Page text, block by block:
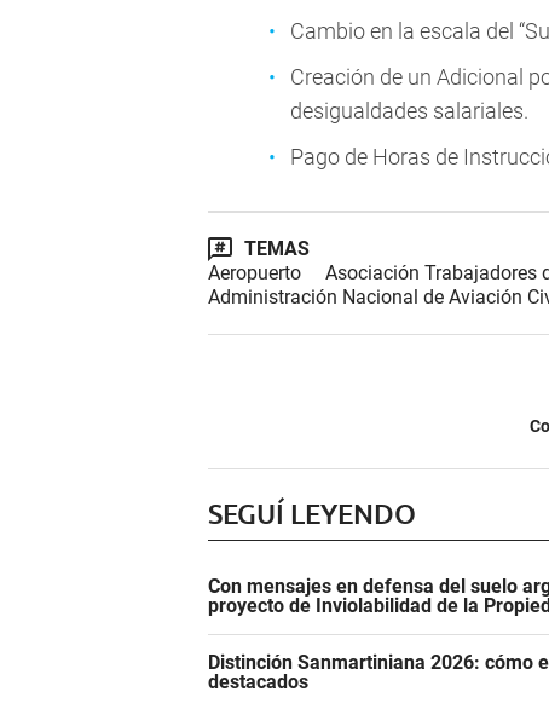
Cambio en la escala del
Creación de un Adicional
desigualdades salariales.
Pago de Horas de
TEMAS
Aeropuerto
Asociación Trabajadores
Administración Nacional de Aviación
SEGUÍ LEYENDO
Con mensajes en defensa del suelo
proyecto de Inviolabilidad de la
Distinción Sanmartiniana 2026: cómo
destacados